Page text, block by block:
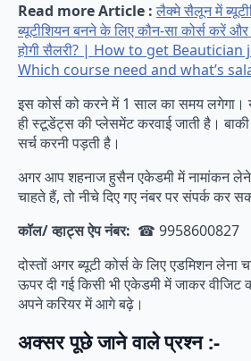
Read more Article : लैक्मे सैलून में
ब्यूटीशियन बनने के लिए कौन-सा कोर्स करें और
होगी सैलरी? | How to get
Which course need and what’s
इस कोर्स को करने में 1 साल का समय लगेगा।
ही स्टूडेंट्स की प्लेसमेंट करवाई जाती है।
सर्च करनी पड़ती है।
अगर आप शहनाज हुसैन एकेडमी में नामांकन लेने
चाहते हैं, तो नीचे दिए गए नंबर पर संपर्क कर
कॉल/ व्हाट्स ऐप नंबर: ☎ 9958600827
दोस्तों अगर ब्यूटी कोर्स के लिए एडमिशन लेना
ऊपर दी गई किसी भी एकेडमी में जाकर
अपने करियर में आगे बढ़े।
अक्सर पूछे जाने वाले प्रश्न:-